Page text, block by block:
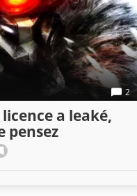
2
a leaké,
pensez